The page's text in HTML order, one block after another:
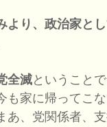
より、政治家と
全滅ということ
も家に帰ってこ
あ、党関係者、